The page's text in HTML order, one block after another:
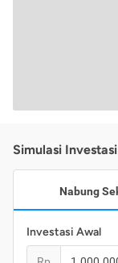
Simulasi Investasi
Nabung
Investasi Awal